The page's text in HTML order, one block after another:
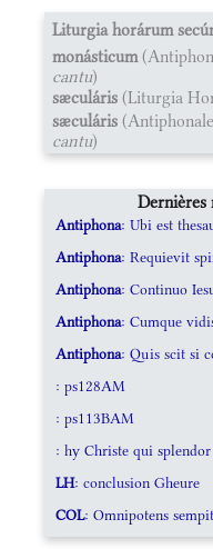
Liturgia horárum
monásticum
cantu)
sæculáris (Liturgia
sæculáris
cantu)
Dernières
Antiphona: Ubi est
Antiphona: Requievit
Antiphona: Continuo
Antiphona: Cumque
Antiphona: Quis scit si
: ps128AM
: ps113BAM
: hy Christe qui
LH: conclusion Gheure
COL: Omnipotens